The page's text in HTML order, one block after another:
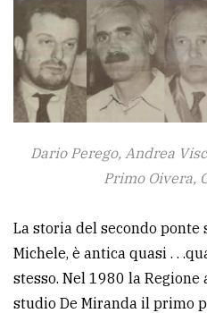
Dario Perego, Andrea
Primo Oivera,
La storia del secondo ponte
Michele, è antica quasi . .
stesso. Nel 1980 la Regione
studio De Miranda il primo